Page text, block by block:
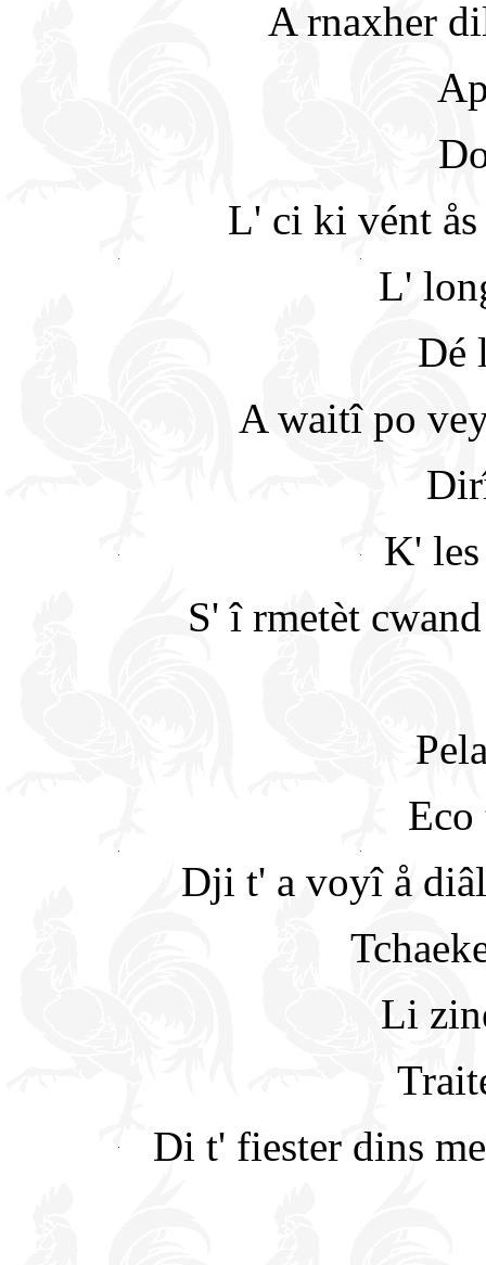
A rnaxher
L' ci ki vént ås
L'
Dé
A waitî po
K' les
S' î rmetèt
Eco
Dji t' a voyî å
Li
Di t' fiester dins